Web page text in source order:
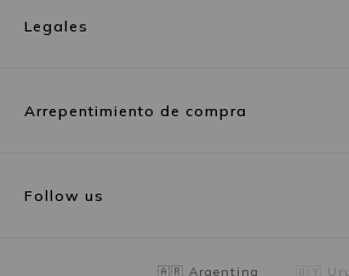
Legales
Arrepentimiento de compra
Follow us
🇦🇷 Argentina 🇺🇾